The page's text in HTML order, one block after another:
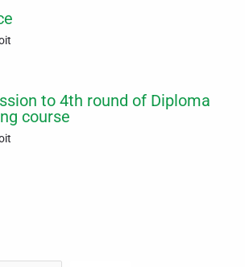
to 4th round of Diploma
course